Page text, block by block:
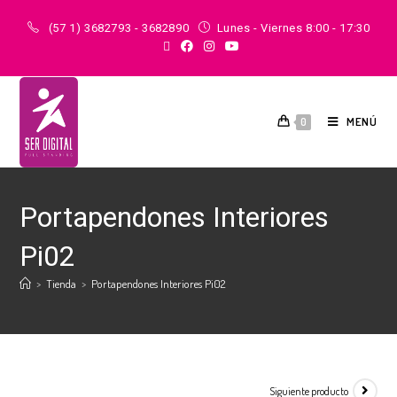
(57 1) 3682793 - 3682890 Lunes - Viernes 8:00 - 17:30
0 MENÚ
Portapendones Interiores
Pi02
> Tienda > Portapendones Interiores Pi02
Siguiente producto